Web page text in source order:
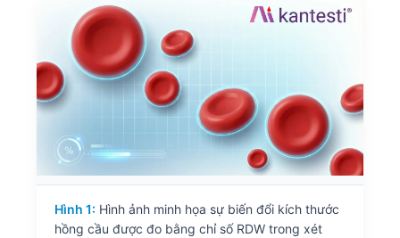
Hình 1: Hình ảnh minh họa sự biến đổi kích thước
hồng cầu được đo bằng chỉ số RDW trong xét